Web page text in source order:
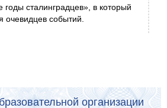
сталинградцев», в который
событий.
организации